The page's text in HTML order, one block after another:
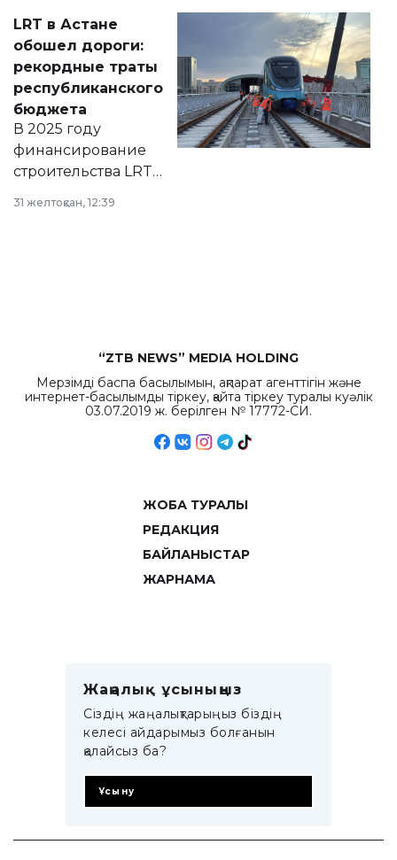
документ
появился в базе
нормативных
правовых актов и
на сайте маслихат
города.
LRT в Астане
обошел дороги:
рекордные траты
республиканского
бюджета
В 2025 году
финансирование
строительства LRT
республиканского
31 желтоқсан, 12:39
“ZTB NEWS” MEDIA HOLDING
Мерзімді баспа басылымын, ақпарат агенттігін және
интернет-басылымды тіркеу, қайта тіркеу туралы куәлік
03.07.2019 ж. берілген № 17772-СИ.
ЖОБА ТУРАЛЫ
РЕДАКЦИЯ
БАЙЛАНЫСТАР
ЖАРНАМА
Жаңалық ұсыныңыз
Сіздің жаңалықтарыңыз біздің
келесі айдарымыз болғанын
қалайсыз ба?
Ұсыну